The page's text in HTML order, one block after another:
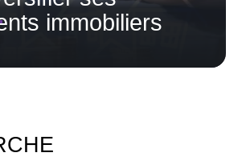
immobiliers